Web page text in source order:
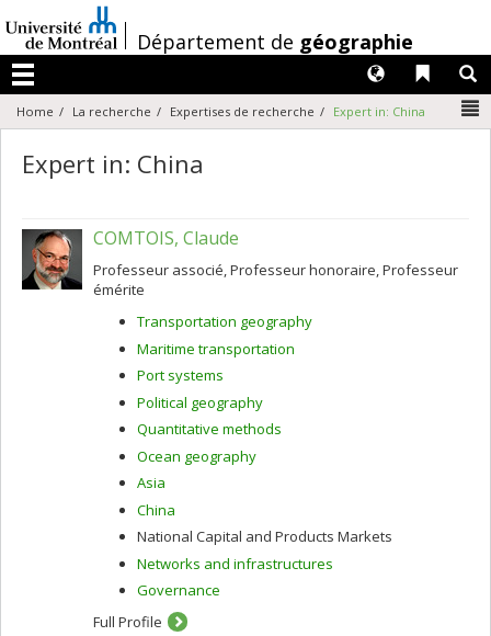
au
contenu
/Département de géographie
Menu
Liens
Langues
Home La recherche Expertises de recherche Expert in: China
Expert in: China
COMTOIS, Claude
Professeur associé, Professeur honoraire, Professeur
émérite
Transportation geography
Maritime transportation
Port systems
Political geography
Quantitative methods
Ocean geography
Asia
China
National Capital and Products Markets
Networks and infrastructures
Governance
Full Profile